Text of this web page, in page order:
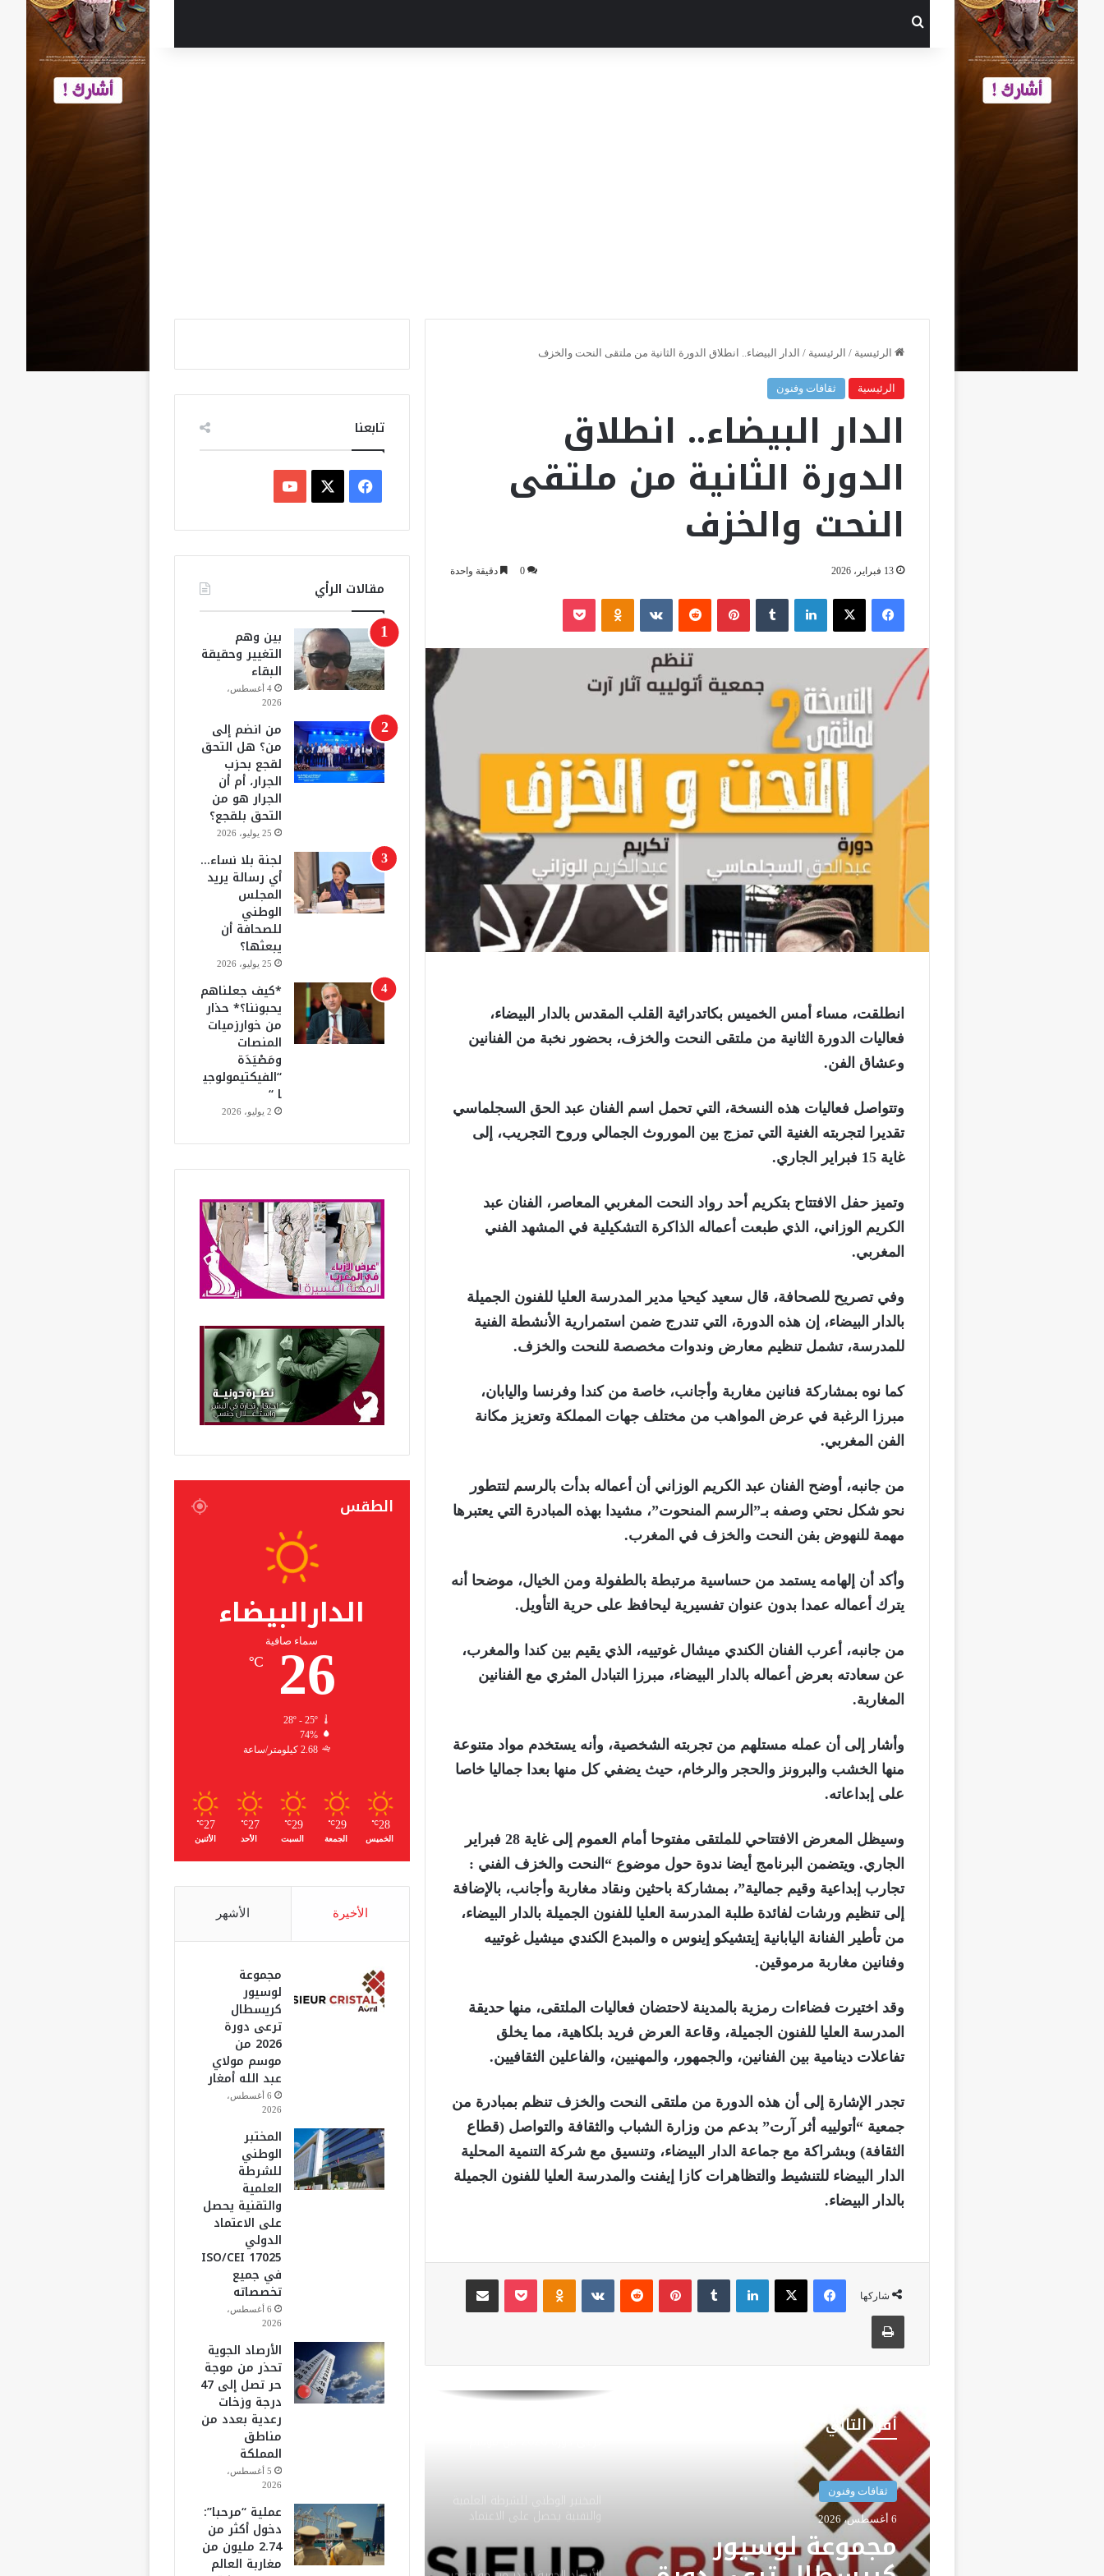
الرئيسية / الرئيسية / الدار البيضاء.. انطلاق الدورة الثانية من ملتقى النحت والخزف
الرئيسية ثقافات وفنون
الدار البيضاء.. انطلاق
الدورة الثانية من ملتقى
النحت والخزف
13 فبراير، 2026 0 دقيقة واحدة
فيسبوك ‫X لينكدإن بينتيريست
انطلقت، مساء أمس الخميس بكاتدرائية القلب المقدس بالدار البيضاء،
فعاليات الدورة الثانية من ملتقى النحت والخزف، بحضور نخبة من الفنانين
وعشاق الفن.
وتتواصل فعاليات هذه النسخة، التي تحمل اسم الفنان عبد الحق السجلماسي
تقديرا لتجربته الغنية التي تمزج بين الموروث الجمالي وروح التجريب، إلى
غاية 15 فبراير الجاري.
وتميز حفل الافتتاح بتكريم أحد رواد النحت المغربي المعاصر، الفنان عبد
الكريم الوزاني، الذي طبعت أعماله الذاكرة التشكيلية في المشهد الفني
المغربي.
وفي تصريح للصحافة، قال سعيد كيحيا مدير المدرسة العليا للفنون الجميلة
بالدار البيضاء، إن هذه الدورة، التي تندرج ضمن استمرارية الأنشطة الفنية
للمدرسة، تشمل تنظيم معارض وندوات مخصصة للنحت والخزف.
كما نوه بمشاركة فنانين مغاربة وأجانب، خاصة من كندا وفرنسا واليابان،
مبرزا الرغبة في عرض المواهب من مختلف جهات المملكة وتعزيز مكانة
الفن المغربي.
من جانبه، أوضح الفنان عبد الكريم الوزاني أن أعماله بدأت بالرسم لتتطور
نحو شكل نحتي وصفه بـ”الرسم المنحوت”، مشيدا بهذه المبادرة التي يعتبرها
مهمة للنهوض بفن النحت والخزف في المغرب.
وأكد أن إلهامه يستمد من حساسية مرتبطة بالطفولة ومن الخيال، موضحا أنه
يترك أعماله عمدا بدون عنوان تفسيرية ليحافظ على حرية التأويل.
من جانبه، أعرب الفنان الكندي ميشال غوتييه، الذي يقيم بين كندا والمغرب،
عن سعادته بعرض أعماله بالدار البيضاء، مبرزا التبادل المثري مع الفنانين
المغاربة.
وأشار إلى أن عمله مستلهم من تجربته الشخصية، وأنه يستخدم مواد متنوعة
منها الخشب والبرونز والحجر والرخام، حيث يضفي كل منها بعدا جماليا خاصا
على إبداعاته.
وسيظل المعرض الافتتاحي للملتقى مفتوحا أمام العموم إلى غاية 28 فبراير
الجاري. ويتضمن البرنامج أيضا ندوة حول موضوع “النحت والخزف الفني :
تجارب إبداعية وقيم جمالية”، بمشاركة باحثين ونقاد مغاربة وأجانب، بالإضافة
إلى تنظيم ورشات لفائدة طلبة المدرسة العليا للفنون الجميلة بالدار البيضاء،
من تأطير الفنانة اليابانية إيتشيكو إينوس ه والمبدع الكندي ميشيل غوتييه
وفنانين مغاربة مرموقين.
وقد اختيرت فضاءات رمزية بالمدينة لاحتضان فعاليات الملتقى، منها حديقة
المدرسة العليا للفنون الجميلة، وقاعة العرض فريد بلكاهية، مما يخلق
تفاعلات دينامية بين الفنانين، والجمهور، والمهنيين، والفاعلين الثقافيين.
تجدر الإشارة إلى أن هذه الدورة من ملتقى النحت والخزف تنظم بمبادرة من
جمعية “أتولييه أثر آرت” بدعم من وزارة الشباب والثقافة والتواصل (قطاع
الثقافة) وبشراكة مع جماعة الدار البيضاء، وتنسيق مع شركة التنمية المحلية
الدار البيضاء للتنشيط والتظاهرات كازا إيفنت والمدرسة العليا للفنون الجميلة
بالدار البيضاء.
شاركها
فيسبوك ‫X لينكدإن بينتيريست
أقرأ التالي
ثقافات وفنون
6 أغسطس، 2026
الجهات
6 أغسطس، 2026
المختبر الوطني للشرطة العلمية
والتقنية يحصل على الاعتماد
جميع تخصصاته
تابعنا
س
ب
ك
o
u
b
مقالات الرأي
بين وهم
التغيير وحقيقة
البقاء
4 أغسطس،
2026
من انضم إلى
من؟ هل التحق
لقجع بحزب
الجرار، أم أن
الجرار هو من
التحق بلقجع؟
25 يوليو، 2026
لجنة بلا نساء…
أي رسالة يريد
المجلس
الوطني
للصحافة أن
يبعثها؟
25 يوليو، 2026
*كيف جعلناهم
يحبوننا؟* حذار
من خوارزميات
المنصات
ومَصْيَدَة
“الفيكتيمولوجي
ا “
2 يوليو، 2026
الطقس
الدارالبيضاء
سماء صافية
26
℃
28º - 25º
74%
2.68 كيلومتر/ساعة
28
℃
الخميس
29
℃
الجمعة
29
℃
السبت
27
℃
الأحد
27
℃
الأثنين
الأخيرة الأشهر
مجموعة
لوسيور
كريسطال
ترعى دورة
2026 من
موسم مولاي
عبد الله أمغار
6 أغسطس،
2026
المختبر
الوطني
للشرطة
العلمية
والتقنية يحصل
على الاعتماد
الدولي
ISO/CEI 17025
في جميع
تخصصاته
6 أغسطس،
2026
الأرصاد الجوية
تحذر من موجة
حر تصل إلى 47
درجة وزخات
رعدية بعدد من
مناطق
المملكة
5 أغسطس،
2026
عملية “مرحبا”:
دخول أكثر من
2.74 مليون من
مغاربة العالم